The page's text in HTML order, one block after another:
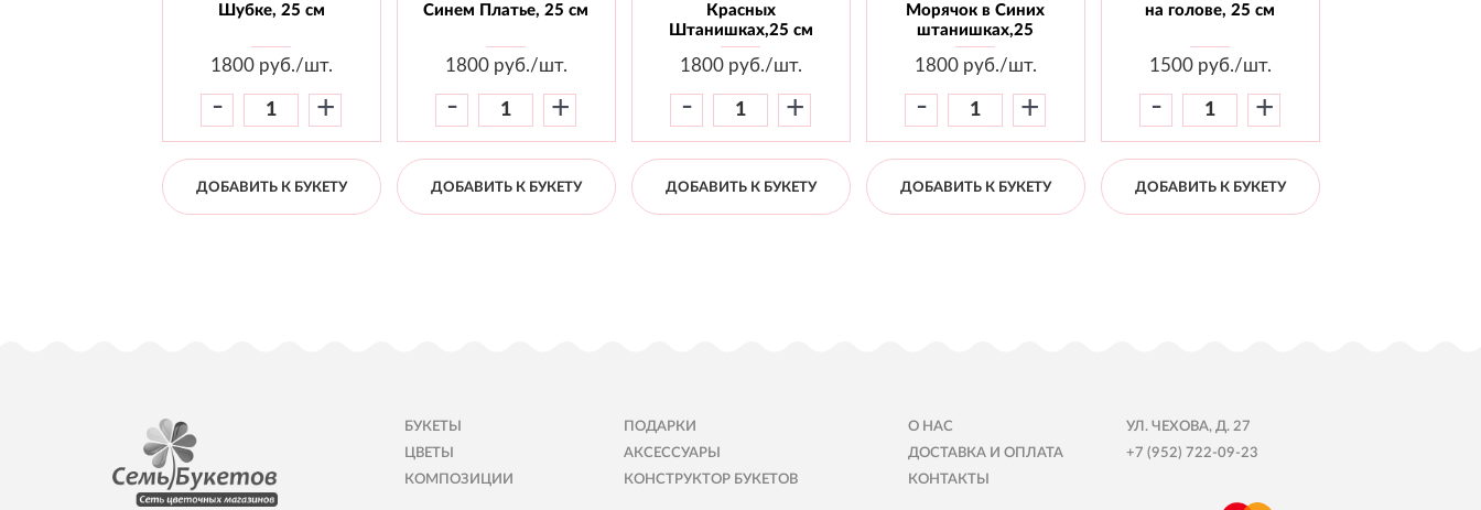
Шубке, 25 см
1800руб./шт.
- +
ДОБАВИТЬ К БУКЕТУ
Синем Платье, 25 см
1800руб./шт.
- +
ДОБАВИТЬ К БУКЕТУ
Красных
Штанишках,25 см
1800руб./шт.
- +
ДОБАВИТЬ К БУКЕТУ
Морячок в Синих
штанишках,25
1800руб./шт.
- +
ДОБАВИТЬ К БУКЕТУ
на голове, 25 см
1500руб./шт.
- +
ДОБАВИТЬ К БУКЕТУ
БУКЕТЫ
ЦВЕТЫ
КОМПОЗИЦИИ
ПОДАРКИ
АКСЕССУАРЫ
КОНСТРУКТОР БУКЕТОВ
О НАС
ДОСТАВКА И ОПЛАТА
КОНТАКТЫ
УЛ. ЧЕХОВА, Д. 27
+7 (952) 722-09-23